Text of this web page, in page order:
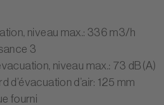
niveau max.: 336 m3/h
3
niveau max.: 73 dB(A)
d’évacuation d’air: 125 mm
fourni